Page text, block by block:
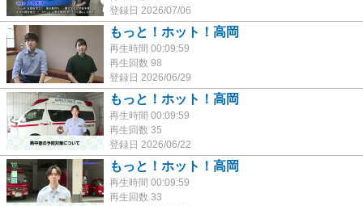
登録日 2026/07/06
もっと！ホット！高岡
再生時間 00:09:59
再生回数 98
登録日 2026/06/29
もっと！ホット！高岡
再生時間 00:09:59
再生回数 35
登録日 2026/06/22
もっと！ホット！高岡
再生時間 00:09:59
再生回数 33